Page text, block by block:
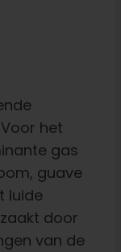
het
gas
guave
luide
door
van de